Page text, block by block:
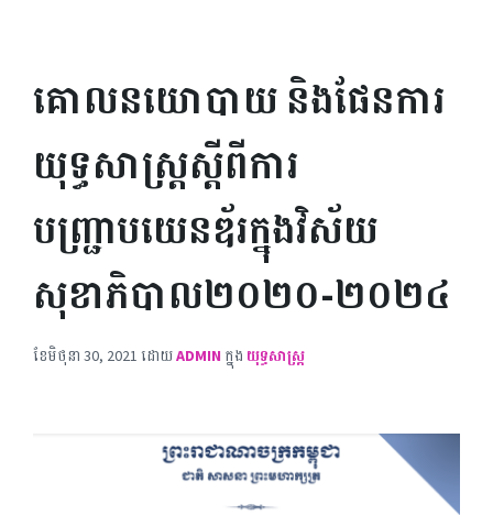
គោលនយោបាយ និងផែនការ
យុទ្ធសាស្រ្តស្តីពីការ
បញ្រ្ជាបយេនឌ័រក្នុងវិស័យ
សុខាភិបាល២០២០-២០២៤
ខែ​មិថុនា 30, 2021 ដោយADMIN ក្នុង យុទ្ធសាស្ត្រ